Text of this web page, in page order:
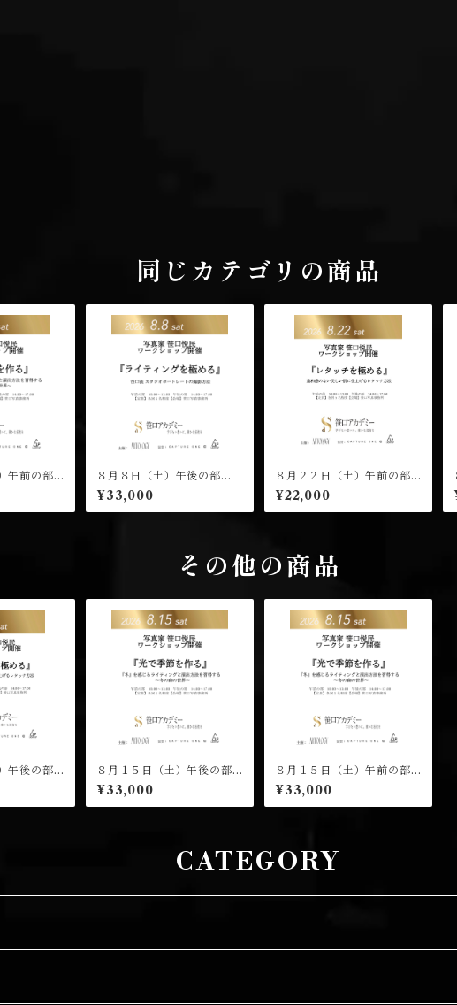
同じカテゴリの商品
午前の部
）笹口悦
受講チ
８月８日（土）午後の部
（１４：００開演）笹口悦
民 ワークショップ 受講チ
ケット
¥33,000
８月２２日（土）午前の部
（１０：００開演）笹口悦
民 ワークショップ 受講チ
ケット
¥22,000
その他の商品
午後の部
）笹口悦
受講チ
８月１５日（土）午後の部
（１４：００開演）笹口悦
民 ワークショップ 受講チ
ケット
¥33,000
８月１５日（土）午前の部
（１０：００開演）笹口悦
民 ワークショップ 受講チ
ケット
¥33,000
CATEGORY